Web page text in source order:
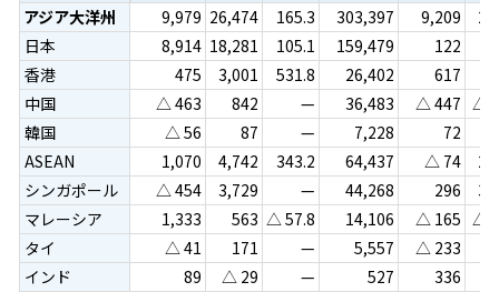
アジア大洋州
9,979 26,474 165.3 303,397 9,209
日本
8,914 18,281 105.1 159,479
122
香港
475 3,001 531.8 26,402 617
中国
△ 463 842 — 36,483 △ 447 △
韓国
△ 56 87 — 7,228
72
ASEAN
1,070 4,742 343.2 64,437 △ 74
シンガポール
△ 454 3,729 — 44,268 296
マレーシア
1,333 563 △ 57.8 14,106 △ 165 △
タイ
△ 41 171 — 5,557 △ 233
インド
89 △ 29 — 527 336